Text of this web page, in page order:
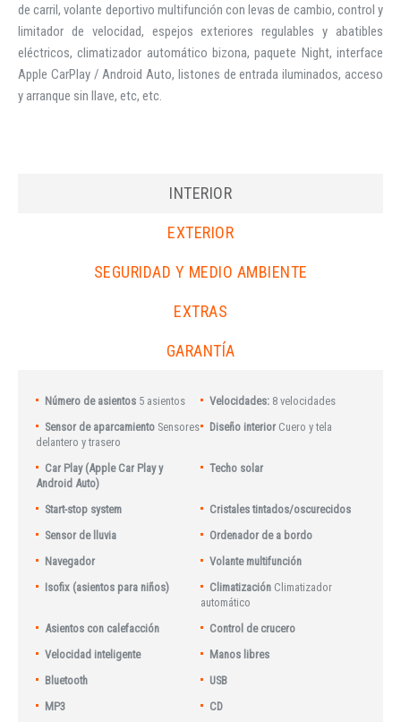
de carril, volante deportivo multifunción con levas de cambio, control y
limitador de velocidad, espejos exteriores regulables y abatibles
eléctricos, climatizador automático bizona, paquete Night, interface
Apple CarPlay / Android Auto, listones de entrada iluminados, acceso
y arranque sin llave, etc, etc.
INTERIOR
EXTERIOR
SEGURIDAD Y MEDIO AMBIENTE
EXTRAS
GARANTÍA
Número de asientos 5 asientos Velocidades: 8 velocidades
Sensor de aparcamiento Sensores
delantero y trasero
Diseño interior Cuero y tela
Car Play (Apple Car Play y
Android Auto)
Techo solar
Start-stop system
Cristales tintados/oscurecidos
Sensor de lluvia
Ordenador de a bordo
Navegador
Volante multifunción
Isofix (asientos para niños)
Climatización Climatizador
automático
Asientos con calefacción
Control de crucero
Velocidad inteligente
Manos libres
Bluetooth
USB
MP3
CD